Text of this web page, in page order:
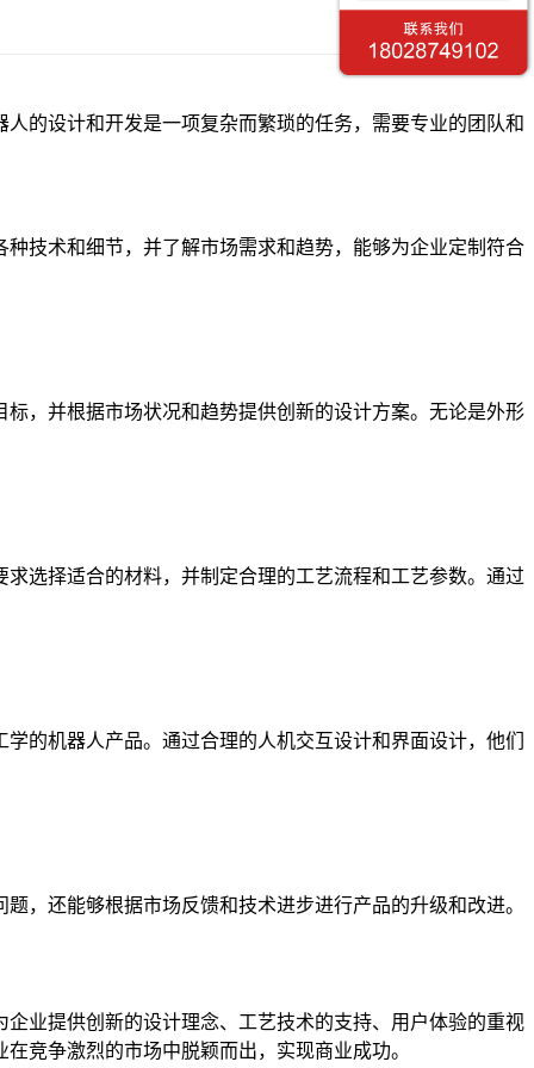
设计和开发是一项复杂而繁琐的任务，需要专业的团队和
技术和细节，并了解市场需求和趋势，能够为企业定制符合
，并根据市场状况和趋势提供创新的设计方案。无论是外形
选择适合的材料，并制定合理的工艺流程和工艺参数。通过
机器人产品。通过合理的人机交互设计和界面设计，他们
还能够根据市场反馈和技术进步进行产品的升级和改进。
业提供创新的设计理念、工艺技术的支持、用户体验的重视
竞争激烈的市场中脱颖而出，实现商业成功。